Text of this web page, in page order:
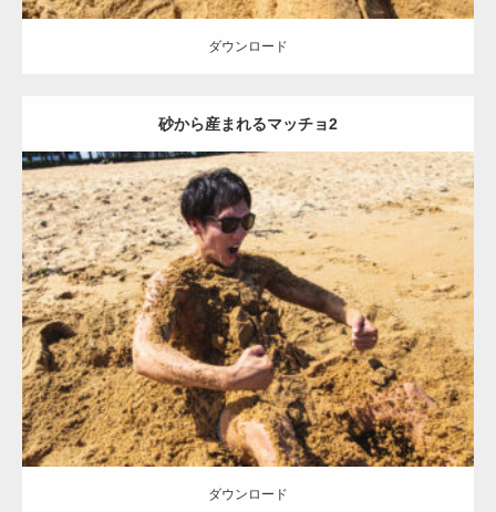
ダウンロード
砂から産まれるマッチョ2
Update:2021.07.8
Category:海のマッチョ オレンジの人 AKIHITO(細マッチョ)
ダウンロード
ダウンロード